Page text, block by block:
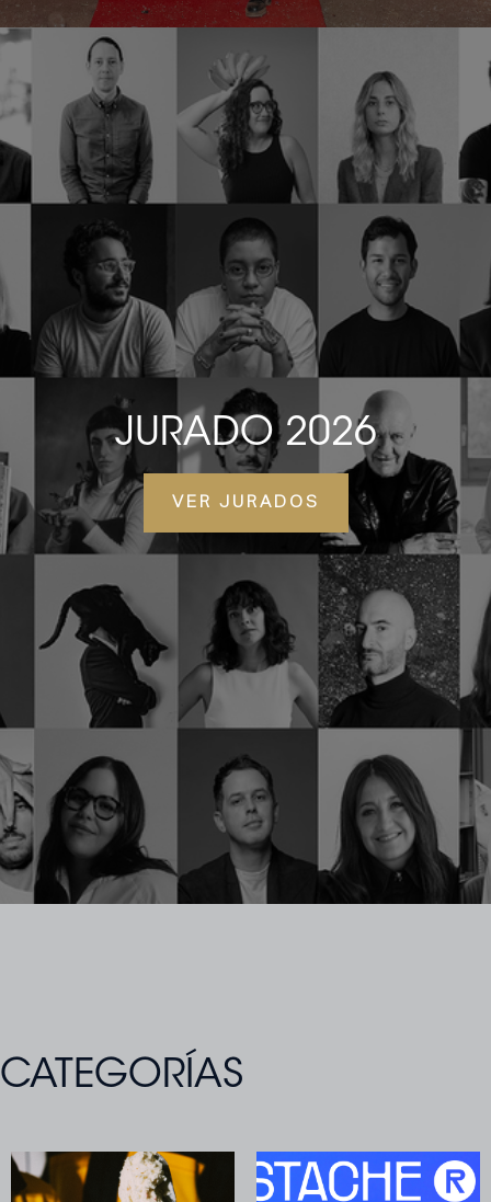
JURADO 2026
VER JURADOS
CATEGORÍAS